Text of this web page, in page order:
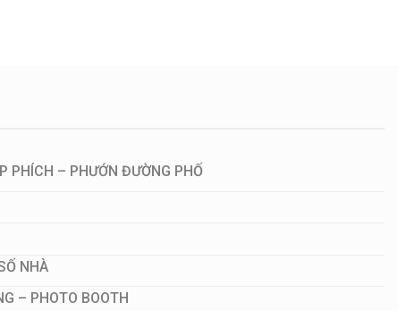
PHÍCH – PHƯỚN ĐƯỜNG PHỐ
NHÀ
– PHOTO BOOTH